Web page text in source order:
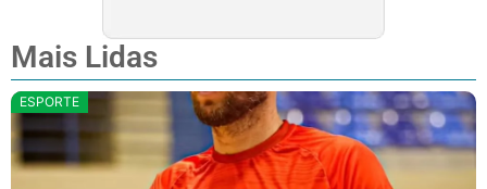
Mais Lidas
ESPORTE